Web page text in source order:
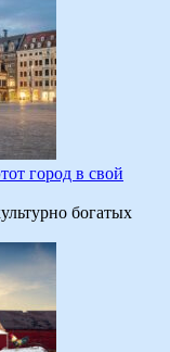
город в свой
богатых